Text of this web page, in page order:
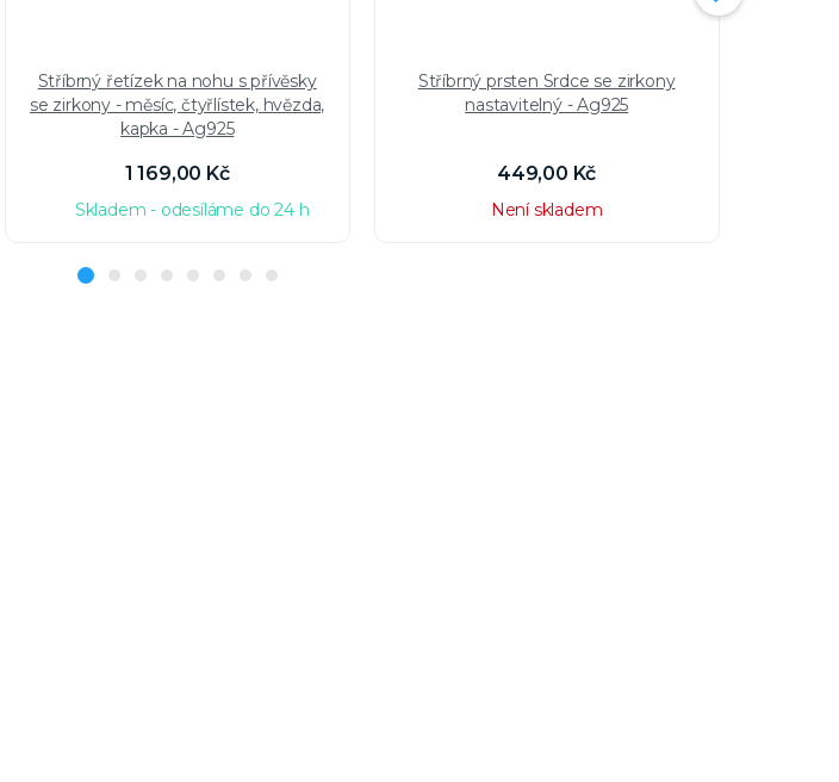
Stříbrný řetízek na nohu s přívěsky
se zirkony - měsíc, čtyřlístek, hvězda,
kapka - Ag925
1 169,00 Kč
Skladem - odesíláme do 24 h
Stříbrný prsten Srdce se zirkony
nastavitelný - Ag925
449,00 Kč
Není skladem